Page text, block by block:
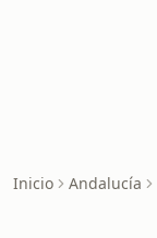
Inicio Andalucía